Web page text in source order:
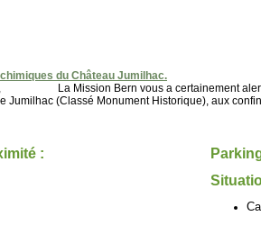
du Château Jumilhac.
La Mission Bern vous a certainement
(Classé Monument Historique), aux
: